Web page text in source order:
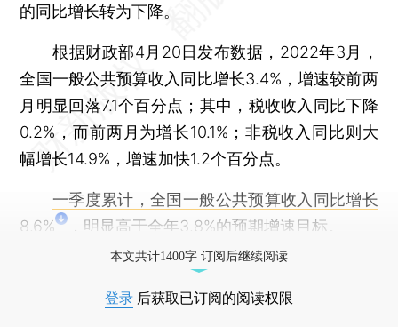
的同比增长转为下降。
根据财政部4月20日发布数据，2022年3月，
全国一般公共预算收入同比增长3.4%，增速较前两
月明显回落7.1个百分点；其中，税收收入同比下降
0.2%，而前两月为增长10.1%；非税收入同比则大
幅增长14.9%，增速加快1.2个百分点。
一季度累计，全国一般公共预算收入同比增长
8.6%
，明显高于全年3.8%的预期增速目标。
本文共计1400字 订阅后继续阅读
登录 后获取已订阅的阅读权限